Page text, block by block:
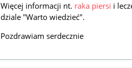
Więcej informacji nt. raka piersi i
dziale "Warto wiedzieć".
Pozdrawiam serdecznie